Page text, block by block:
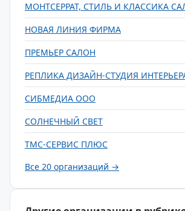
МОНТСЕРРАТ, СТИЛЬ И КЛАССИКА
НОВАЯ ЛИНИЯ ФИРМА
ПРЕМЬЕР САЛОН
РЕПЛИКА ДИЗАЙН-СТУДИЯ
СИБМЕДИА ООО
СОЛНЕЧНЫЙ СВЕТ
ТМС-СЕРВИС ПЛЮС
Все 20 организаций →